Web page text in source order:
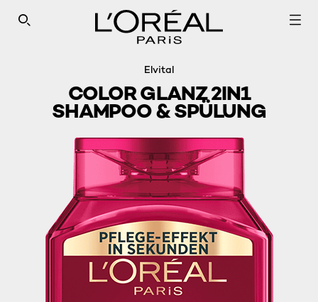
SEARCH THIS SITE
Elvital
COLOR GLANZ 2IN1
SHAMPOO & SPÜLUNG